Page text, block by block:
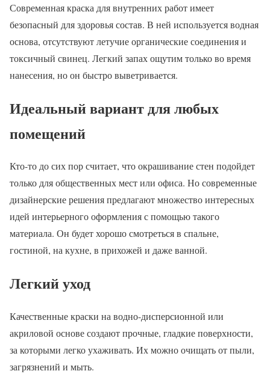
Современная краска для внутренних работ имеет
безопасный для здоровья состав. В ней используется водная
основа, отсутствуют летучие органические соединения и
токсичный свинец. Легкий запах ощутим только во время
нанесения, но он быстро выветривается.
Идеальный вариант для любых
помещений
Кто-то до сих пор считает, что окрашивание стен подойдет
только для общественных мест или офиса. Но современные
дизайнерские решения предлагают множество интересных
идей интерьерного оформления с помощью такого
материала. Он будет хорошо смотреться в спальне,
гостиной, на кухне, в прихожей и даже ванной.
Легкий уход
Качественные краски на водно-дисперсионной или
акриловой основе создают прочные, гладкие поверхности,
за которыми легко ухаживать. Их можно очищать от пыли,
загрязнений и мыть.